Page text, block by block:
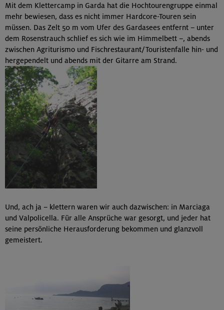
Mit dem Klettercamp in Garda hat die Hochtourengruppe einmal
mehr bewiesen, dass es nicht immer Hardcore-Touren sein
müssen. Das Zelt 50 m vom Ufer des Gardasees entfernt – unter
dem Rosenstrauch schlief es sich wie im Himmelbett –, abends
zwischen Agriturismo und Fischrestaurant/Touristenfalle hin- und
hergependelt und abends mit der Gitarre am Strand.
Und, ach ja – klettern waren wir auch dazwischen: in Marciaga
und Valpolicella. Für alle Ansprüche war gesorgt, und jeder hat
seine persönliche Herausforderung bekommen und glanzvoll
gemeistert.